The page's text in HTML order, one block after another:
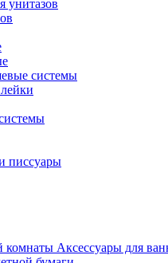
унитазов
системы
писсуары
Аксессуары для